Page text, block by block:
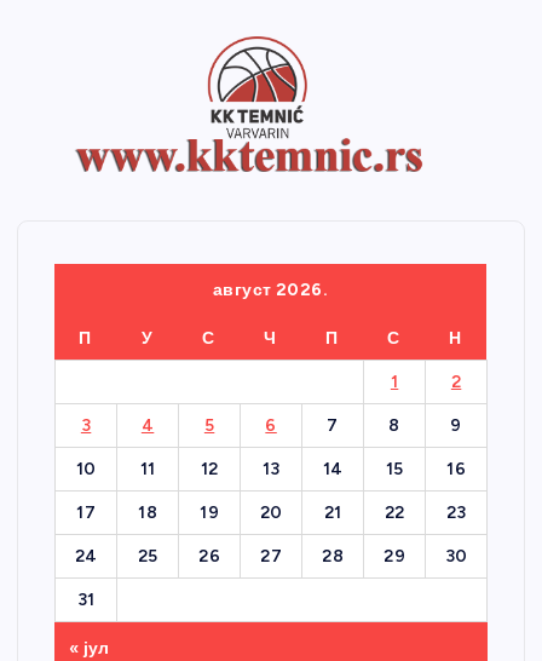
август 2026.
П У С Ч П С Н
1 2
3 4 5 6 7 8 9
10 11 12 13 14 15 16
17 18 19 20 21 22 23
24 25 26 27 28 29 30
31
« јул